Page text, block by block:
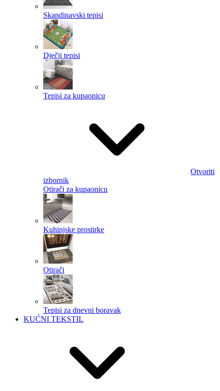
Skandinavski tepisi
Dječji tepisi
Tepisi za kupaonicu
Otvoriti
izbornik
Otirači za kupaonicu
Kuhinjske prostirke
Otirači
Tepisi za dnevni boravak
KUĆNI TEKSTIL